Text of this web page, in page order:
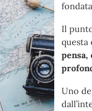
Il
questa
pensa,
Uno